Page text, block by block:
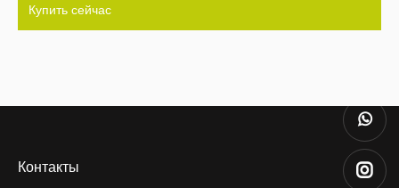
Купить сейчас
Контакты